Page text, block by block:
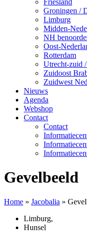
Friesland
Groningen /
Limburg
Midden-
NH
Oost-
Rotterdam
Utrecht-zuid
Zuidoost
Zuidwest
Nieuws
Agenda
Webshop
Contact
Contact
Gevelbeeld
Home » Jacobalia »
Limburg,
Hunsel